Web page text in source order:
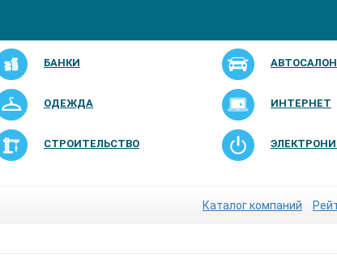
БАНКИ
ОДЕЖДА ИНТЕРНЕТ
СТРОИТЕЛЬСТВО
Каталог компаний